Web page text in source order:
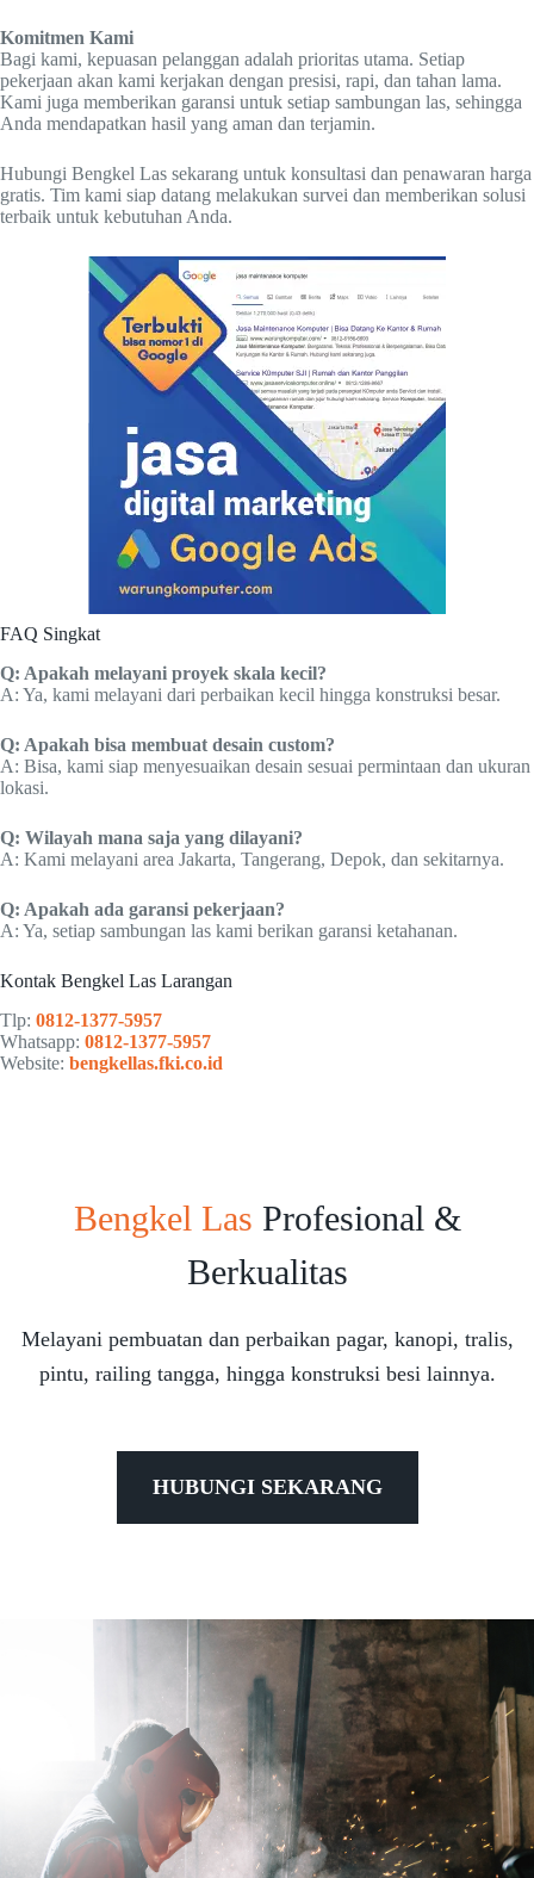
Komitmen Kami
Bagi kami, kepuasan pelanggan adalah prioritas utama. Setiap
pekerjaan akan kami kerjakan dengan presisi, rapi, dan tahan lama.
Kami juga memberikan garansi untuk setiap sambungan las, sehingga
Anda mendapatkan hasil yang aman dan terjamin.
Hubungi Bengkel Las sekarang untuk konsultasi dan penawaran harga
gratis. Tim kami siap datang melakukan survei dan memberikan solusi
terbaik untuk kebutuhan Anda.
FAQ Singkat
Q: Apakah melayani proyek skala kecil?
A: Ya, kami melayani dari perbaikan kecil hingga konstruksi besar.
Q: Apakah bisa membuat desain custom?
A: Bisa, kami siap menyesuaikan desain sesuai permintaan dan ukuran
lokasi.
Q: Wilayah mana saja yang dilayani?
A: Kami melayani area Jakarta, Tangerang, Depok, dan sekitarnya.
Q: Apakah ada garansi pekerjaan?
A: Ya, setiap sambungan las kami berikan garansi ketahanan.
Kontak Bengkel Las Larangan
Tlp: 0812-1377-5957
Whatsapp: 0812-1377-5957
Website: bengkellas.fki.co.id
Bengkel Las Profesional &
Berkualitas
Melayani pembuatan dan perbaikan pagar, kanopi, tralis,
pintu, railing tangga, hingga konstruksi besi lainnya.
HUBUNGI SEKARANG